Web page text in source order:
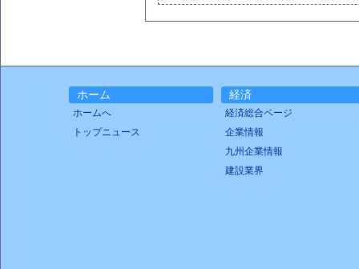
ホーム
ホームへ
トップニュース
経済
経済総合ページ
企業情報
九州企業情報
建設業界